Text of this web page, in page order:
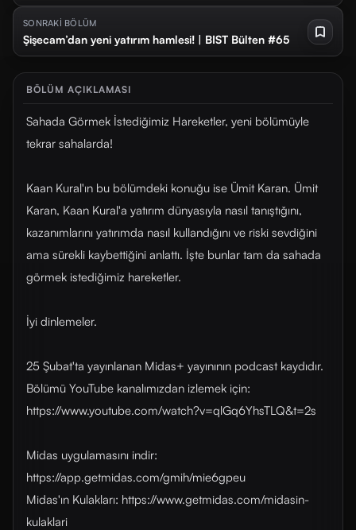
SONRAKİ BÖLÜM
Şişecam’dan yeni yatırım hamlesi! | BIST Bülten #65
BÖLÜM AÇIKLAMASI
Sahada Görmek İstediğimiz Hareketler, yeni bölümüyle
tekrar sahalarda!
Kaan Kural'ın bu bölümdeki konuğu ise Ümit Karan. Ümit
Karan, Kaan Kural'a yatırım dünyasıyla nasıl tanıştığını,
kazanımlarını yatırımda nasıl kullandığını ve riski sevdiğini
ama sürekli kaybettiğini anlattı. İşte bunlar tam da sahada
görmek istediğimiz hareketler.
İyi dinlemeler.
25 Şubat'ta yayınlanan Midas+ yayınının podcast kaydıdır.
Bölümü YouTube kanalımızdan izlemek için:
https://www.youtube.com/watch?v=qlGq6YhsTLQ&t=2s
Midas uygulamasını indir:
https://app.getmidas.com/gmih/mie6gpeu
Midas'ın Kulakları: https://www.getmidas.com/midasin-
kulaklari